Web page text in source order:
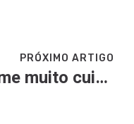
PRÓXIMO ARTIGO
Tome muito cuidado após fazer uma pregação